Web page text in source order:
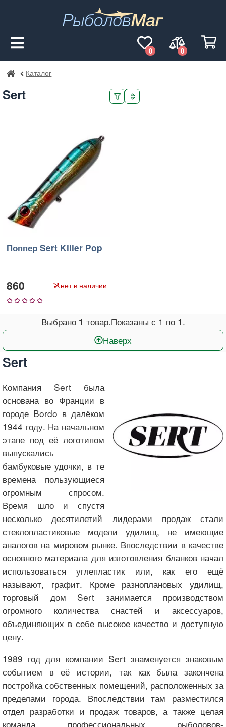
0
0
РыболовМаг
Каталог
Sert
Поппер Sert Killer Pop
860 нет в наличии
1 2 3 4 5
Выбрано 1 товар.Показаны с 1 по 1 .
Наверх
Sert
Компания Sert была
основана во Франции в
городе Bordo в далёком
1944 году. На начальном
этапе под её логотипом
выпускались
бамбуковые удочки, в те
времена пользующиеся
огромным спросом.
Время шло и спустя
несколько десятилетий лидерами продаж стали
стеклопластиковые модели удилищ, не имеющие
аналогов на мировом рынке. Впоследствии в качестве
основного материала для изготовления бланков начал
использоваться углепластик или, как его ещё
называют, графит. Кроме разноплановых удилищ,
торговый дом Sert занимается производством
огромного количества снастей и аксессуаров,
объединяющих в себе высокое качество и доступную
цену.
1989 год для компании Sert знаменуется знаковым
событием в её истории, так как была закончена
постройка собственных помещений, расположенных за
пределами города. Впоследствии там разместился
отдел разработки и продаж товаров, а также целая
команда профессиональных рыболовов-